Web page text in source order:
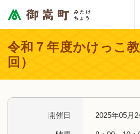
令和７年度かけっこ
回）
開催日 2025年05月